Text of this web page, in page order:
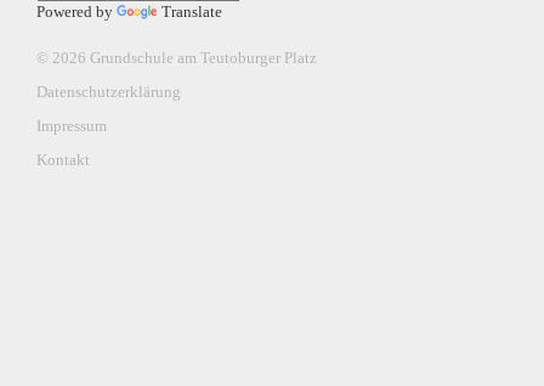
Powered by Translate
© 2026 Grundschule am Teutoburger Platz
Datenschutzerklärung
Impressum
Kontakt